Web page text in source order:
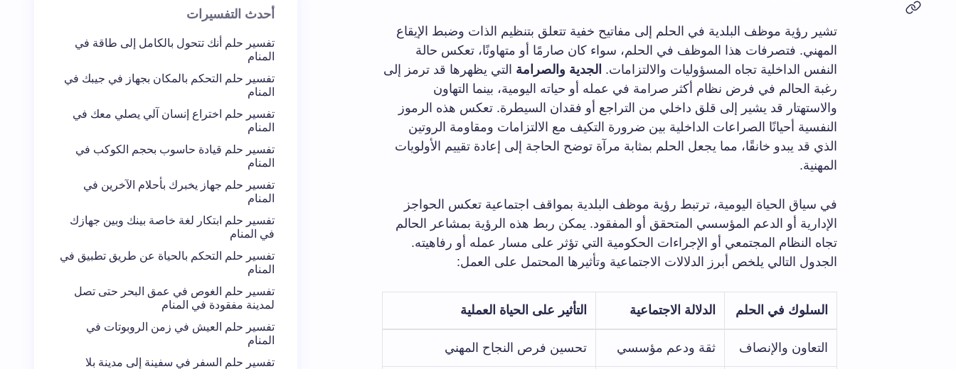
تشير رؤية موظف البلدية في الحلم إلى مفاتيح خفية تتعلق بتنظيم الذات وضبط الإيقاع
المهني. فتصرفات هذا الموظف في الحلم، سواء كان صارمًا أو متهاونًا، تعكس حالة
النفس الداخلية تجاه المسؤوليات والالتزامات. الجدية والصرامة التي يظهرها قد ترمز إلى
رغبة الحالم في فرض نظام أكثر صرامة في عمله أو حياته اليومية، بينما التهاون
والاستهتار قد يشير إلى قلق داخلي من التراجع أو فقدان السيطرة. تعكس هذه الرموز
النفسية أحيانًا الصراعات الداخلية بين ضرورة التكيف مع الالتزامات ومقاومة الروتين
الذي قد يبدو خانقًا، مما يجعل الحلم بمثابة مرآة توضح الحاجة إلى إعادة تقييم الأولويات
المهنية.
في سياق الحياة اليومية، ترتبط رؤية موظف البلدية بمواقف اجتماعية تعكس الحواجز
الإدارية أو الدعم المؤسسي المتحقق أو المفقود. يمكن ربط هذه الرؤية بمشاعر الحالم
تجاه النظام المجتمعي أو الإجراءات الحكومية التي تؤثر على مسار عمله أو رفاهيته.
الجدول التالي يلخص أبرز الدلالات الاجتماعية وتأثيرها المحتمل على العمل:
السلوك في الحلم الدلالة الاجتماعية التأثير على الحياة العملية
التعاون والإنصاف ثقة ودعم مؤسسي تحسين فرص النجاح المهني
أحدث التفسيرات
تفسير حلم أنك تتحول بالكامل إلى طاقة في
المنام
تفسير حلم التحكم بالمكان بجهاز في جيبك في
المنام
تفسير حلم اختراع إنسان آلي يصلي معك في
المنام
تفسير حلم قيادة حاسوب بحجم الكوكب في
المنام
تفسير حلم جهاز يخبرك بأحلام الآخرين في
المنام
تفسير حلم ابتكار لغة خاصة بينك وبين جهازك
في المنام
تفسير حلم التحكم بالحياة عن طريق تطبيق في
المنام
تفسير حلم الغوص في عمق البحر حتى تصل
لمدينة مفقودة في المنام
تفسير حلم العيش في زمن الروبوتات في
المنام
تفسير حلم السفر في سفينة إلى مدينة بلا